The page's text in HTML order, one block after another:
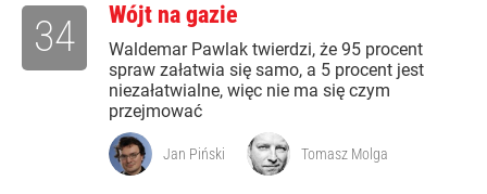
Wójt na gazie
Waldemar Pawlak twierdzi, że 95 procent
spraw załatwia się samo, a 5 procent jest
niezałatwialne, więc nie ma się czym
przejmować
34
Jan Piński Tomasz Molga